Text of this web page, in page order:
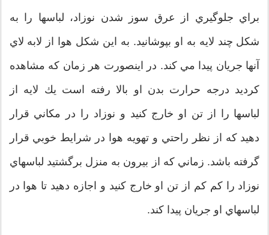
براي جلوگيري از عرق سوز شدن نوزاد، لباسها را به
شكل چند لايه به او بپوشانيد. به اين شكل هوا از لابه لاي
آنها جريان پيدا مي كند. در اينصورت هر زمان كه مشاهده
كرديد درجه حرارت بدن او بالا رفته است يك لايه از
لباسها را از تن او خارج كنيد و نوزاد را در مكاني قرار
دهيد كه از نظر راحتي و تهويه هوا در شرايط خوبي قرار
گرفته باشد. زماني كه از بيرون به منزل برگشتيد لباسهاي
نوزاد را كم كم از تن او خارج كنيد و اجازه دهيد تا هوا در
لباسهاي او جريان پيدا كند.